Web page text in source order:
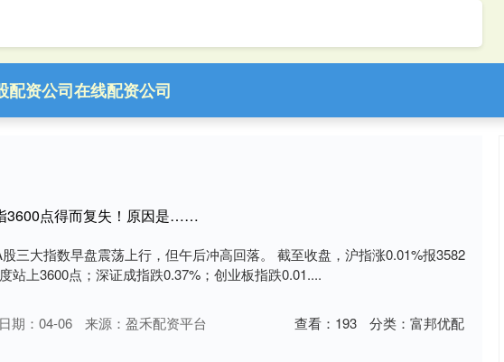
配资公司在线配资公司
3600点得而复失！原因是……
三大指数早盘震荡上行，但午后冲高回落。 截至收盘，沪指涨0.01%报3582
站上3600点；深证成指跌0.37%；创业板指跌0.01....
日期：04-06 来源：盈禾配资平台 查看： 193 分类： 富邦优配